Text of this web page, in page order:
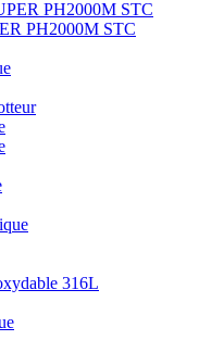
PH2000M STC
316L